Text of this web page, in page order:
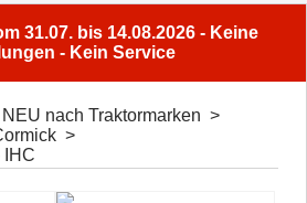
31.07. bis 14.08.2026 - Keine
- Kein Service
nach Traktormarken >
>
IHC